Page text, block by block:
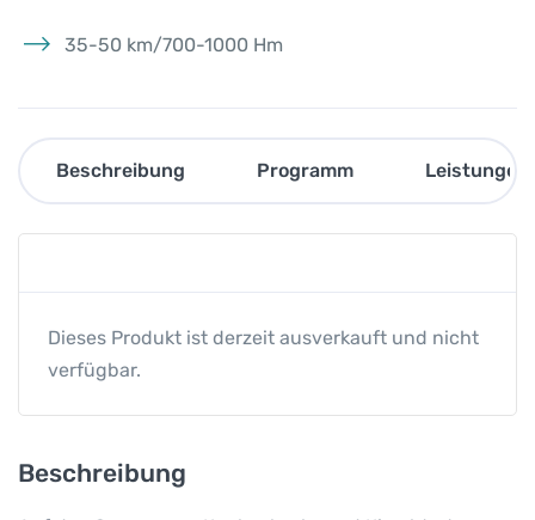
35-50 km/700-1000 Hm
Beschreibung Programm Leistungen
Dieses Produkt ist derzeit ausverkauft und nicht
verfügbar.
Beschreibung